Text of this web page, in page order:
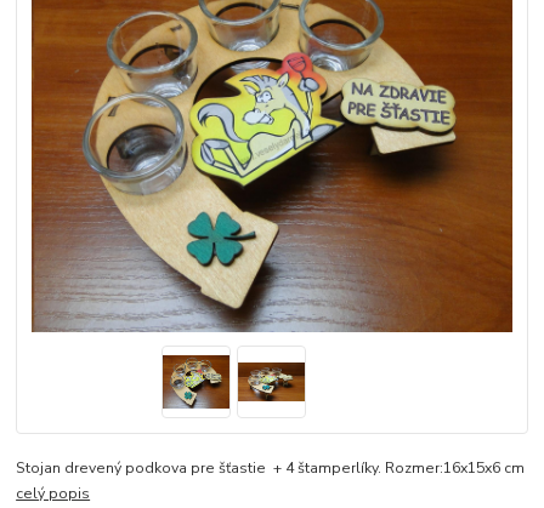
Stojan drevený podkova pre šťastie + 4 štamperlíky. Rozmer:16x15x6 cm
celý popis